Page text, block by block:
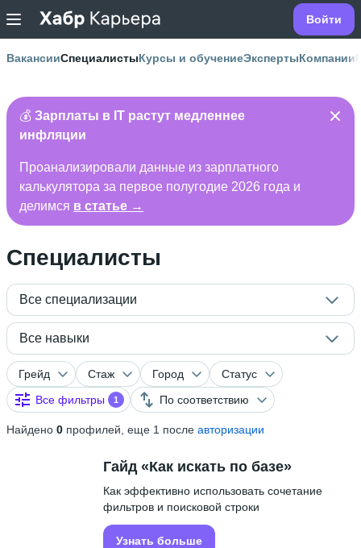
Войти
ВакансииСпециалистыКурсы и обучениеЭкспертыКомпании
💰 Зарплаты в IT растут медленнее
инфляции
Проанализировали данные из зарплатного
калькулятора за первое полугодие 2026 года и
делимся в статье →
Специалисты
Все специализации
Все навыки
Грейд Стаж Город
Статус
Все фильтры
1 По соответствию
Найдено 0 профилей, еще 1 после авторизации
Гайд «Как искать по базе»
Как эффективно использовать сочетание
фильтров и поисковой строки
Узнать больше